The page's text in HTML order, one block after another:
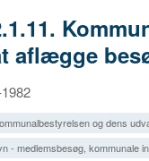
aflægge
og dens
- medlemsbesøg, kommunale